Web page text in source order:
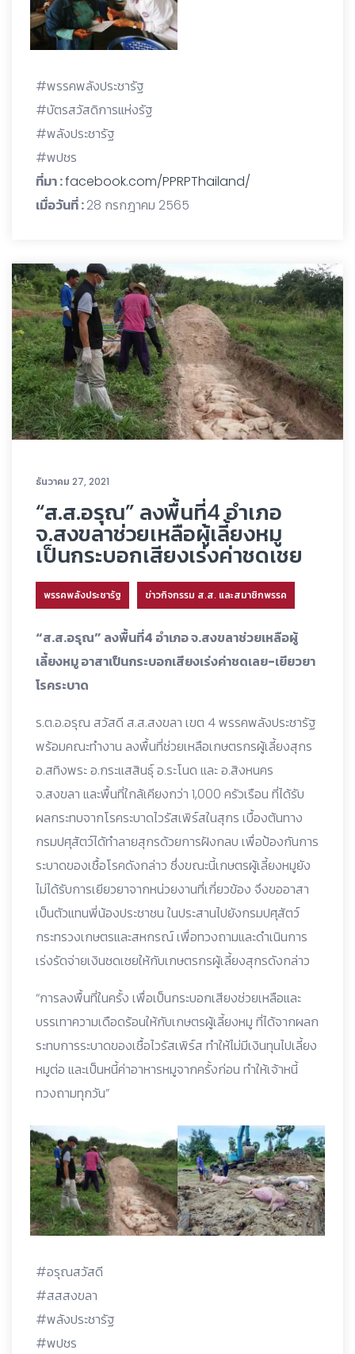
#พรรคพลังประชารัฐ
#บัตรสวัสดิการแห่งรัฐ
#พลังประชารัฐ
#พปชร
ที่มา :facebook.com/PPRPThailand/
เมื่อวันที่ :28 กรกฎาคม 2565
ธันวาคม 27, 2021
“ส.ส.อรุณ” ลงพื้นที่4 อำเภอ
จ.สงขลาช่วยเหลือผู้เลี้ยงหมู
เป็นกระบอกเสียงเร่งค่าชดเชย
พรรคพลังประชารัฐ ข่าวกิจกรรม ส.ส. และสมาชิกพรรค
“ส.ส.อรุณ” ลงพื้นที่4 อำเภอ จ.สงขลาช่วยเหลือผู้
เลี้ยงหมู อาสาเป็นกระบอกเสียงเร่งค่าชดเลย-เยียวยา
โรคระบาด
ร.ต.อ.อรุณ สวัสดี ส.ส.สงขลา เขต 4 พรรคพลังประชารัฐ
พร้อมคณะทำงาน ลงพื้นที่ช่วยเหลือเกษตรกรผู้เลี้ยงสุกร
อ.สทิงพระ อ.กระแสสินธุ์ อ.ระโนด และ อ.สิงหนคร
จ.สงขลา และพื้นที่ใกล้เคียงกว่า 1,000 ครัวเรือน ที่ได้รับ
ผลกระทบจากโรคระบาดไวรัสเพิร์สในสุกร เบื้องต้นทาง
กรมปศุสัตว์ได้ทำลายสุกรด้วยการฝังกลบ เพื่อป้องกันการ
ระบาดของเชื้อโรคดังกล่าว ซึ่งขณะนี้เกษตรผู้เลี้ยงหมูยัง
ไม่ได้รับการเยียวยาจากหน่วยงานที่เกี่ยวข้อง จึงขออาสา
เป็นตัวแทนพี่น้องประชาชน ในประสานไปยังกรมปศุสัตว์
กระทรวงเกษตรและสหกรณ์ เพื่อทวงถามและดำเนินการ
เร่งรัดจ่ายเงินชดเชยให้กับเกษตรกรผู้เลี้ยงสุกรดังกล่าว
“การลงพื้นที่ในครั้ง เพื่อเป็นกระบอกเสียงช่วยเหลือและ
บรรเทาความเดือดร้อนให้กับเกษตรผู้เลี้ยงหมู ที่ได้จากผลก
ระทบการระบาดของเชื้อไวรัสเพิร์ส ทำให้ไม่มีเงินทุนไปเลี้ยง
หมูต่อ และเป็นหนี้ค่าอาหารหมูจากครั้งก่อน ทำให้เจ้าหนี้
ทวงถามทุกวัน”
#อรุณสวัสดี
#สสสงขลา
#พลังประชารัฐ
#พปชร